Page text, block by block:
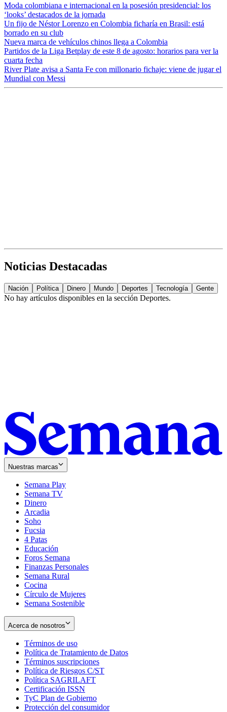
Moda colombiana e internacional en la posesión presidencial: los
‘looks’ destacados de la jornada
Un fijo de Néstor Lorenzo en Colombia ficharía en Brasil: está
borrado en su club
Nueva marca de vehículos chinos llega a Colombia
Partidos de la Liga Betplay de este 8 de agosto: horarios para ver la
cuarta fecha
River Plate avisa a Santa Fe con millonario fichaje: viene de jugar el
Mundial con Messi
Noticias Destacadas
Nación Política Dinero Mundo Deportes Tecnología Gente
No hay artículos disponibles en la sección Deportes.
Nuestras marcas
Semana Play
Semana TV
Dinero
Arcadia
Soho
in
new
window
Fucsia
in
new
window
4 Patas
Educación
Foros Semana
Finanzas Personales
Semana Rural
Cocina
Círculo de Mujeres
Semana Sostenible
Acerca de nosotros
Términos de uso
in
new
window
Política de Tratamiento de Datos
Términos suscripciones
in
Política de Riesgos C/ST
Política SAGRILAFT
new
window
Certificación ISSN
in
new
TyC Plan de Gobierno
in
Protección del consumidorOpens